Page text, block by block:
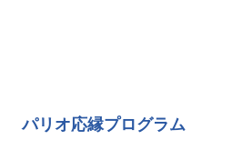
パリオ応縁プログラム